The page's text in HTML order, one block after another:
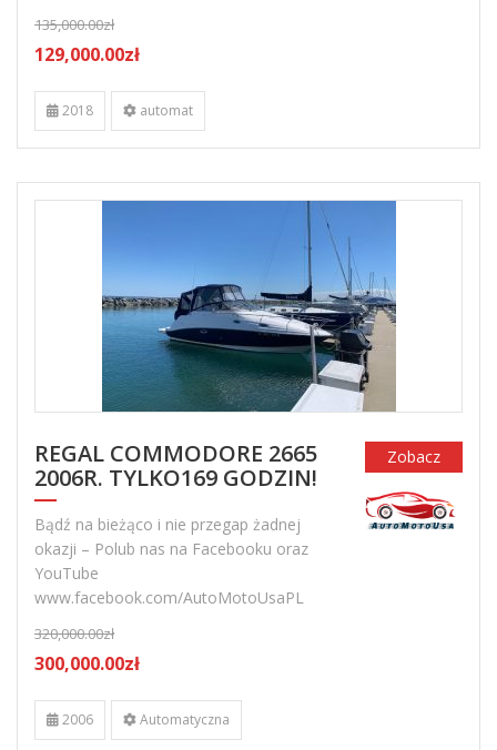
135,000.00zł
129,000.00zł
2018 automat
REGAL COMMODORE 2665
2006R. TYLKO169 GODZIN!
Bądź na bieżąco i nie przegap żadnej
okazji – Polub nas na Facebooku oraz
YouTube
www.facebook.com/AutoMotoUsaPL
320,000.00zł
300,000.00zł
Zobacz
2006 Automatyczna